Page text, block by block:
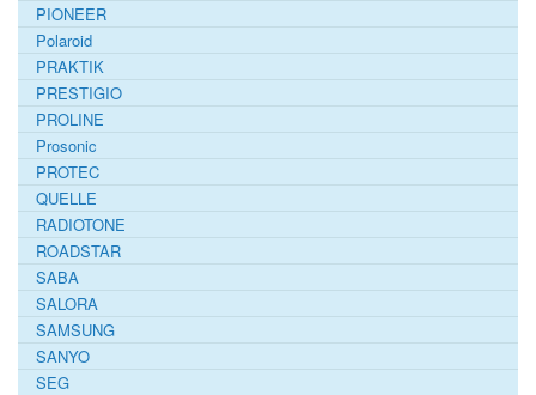
PIONEER
Polaroid
PRAKTIK
PRESTIGIO
PROLINE
Prosonic
PROTEC
QUELLE
RADIOTONE
ROADSTAR
SABA
SALORA
SAMSUNG
SANYO
SEG